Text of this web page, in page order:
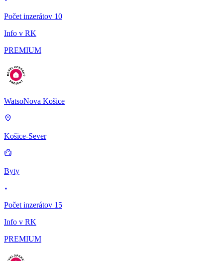
Počet inzerátov 10
Info v RK
PREMIUM
WatsoNova Košice
Košice-Sever
Byty
Počet inzerátov 15
Info v RK
PREMIUM